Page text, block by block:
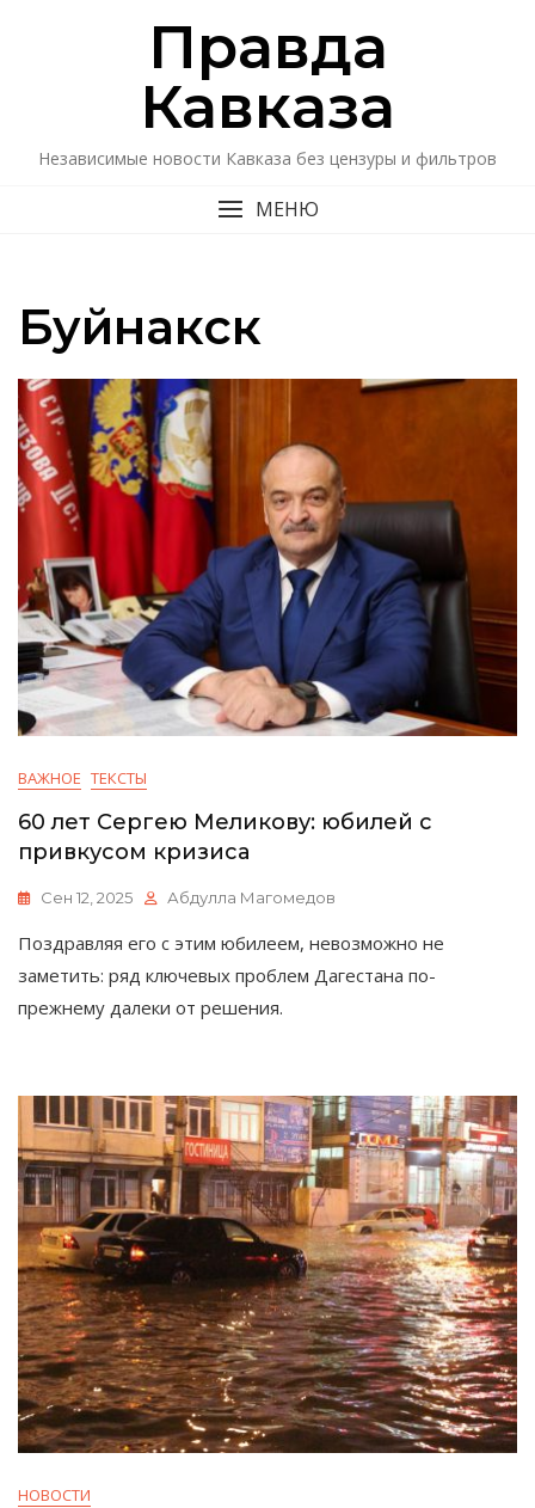
Правда
Кавказa
Независимые новости Кавказа без цензуры и фильтров
МЕНЮ
Буйнакск
ВАЖНОЕ ТЕКСТЫ
60 лет Сергею Меликову: юбилей с
привкусом кризиса
Сен 12, 2025 Абдулла Магомедов
Поздравляя его с этим юбилеем, невозможно не
заметить: ряд ключевых проблем Дагестана по-
прежнему далеки от решения.
НОВОСТИ